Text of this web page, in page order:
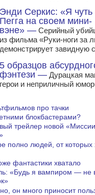
Энди Серкис: «Я чуть
Пегга на своем мини-
вэне» — Серийный
из фильма «Руки-ноги за
демонстрирует завидную
5 образцов
фэнтези — Дурацкая
герои и неприличный
про тачки
блокбастерами?
трейлер новой «Миссии
полно людей, от которых
фантастики хватало
«Будь я вампиром — не
он много приносит